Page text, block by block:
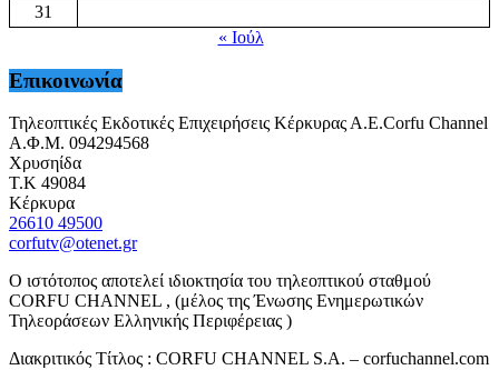
31
« Ιούλ
Επικοινωνία
Τηλεοπτικές Εκδοτικές Επιχειρήσεις Κέρκυρας Α.Ε.Corfu Channel
Α.Φ.Μ. 094294568
Χρυσηίδα
Τ.Κ 49084
Κέρκυρα
26610 49500
corfutv@otenet.gr
Ο ιστότοπος αποτελεί ιδιοκτησία του τηλεοπτικού σταθμού
CORFU CHANNEL , (μέλος της Ένωσης Ενημερωτικών
Τηλεοράσεων Ελληνικής Περιφέρειας )
Διακριτικός Τίτλος : CORFU CHANNEL S.A. – corfuchannel.com